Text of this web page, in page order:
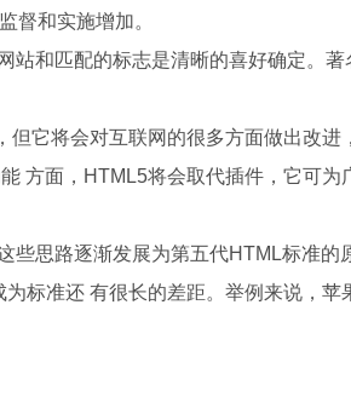
督和实施增加。
和匹配的标志是清晰的喜好确定。著
它将会对互联网的很多方面做出改进
方面，HTML5将会取代插件，它可
思路逐渐发展为第五代HTML标准的
标准还 有很长的差距。举例来说，